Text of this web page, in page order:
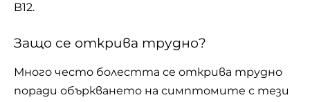
B12.
Защо се открива трудно?
Много често болестта се открива трудно
поради объркването на симптомите с тези